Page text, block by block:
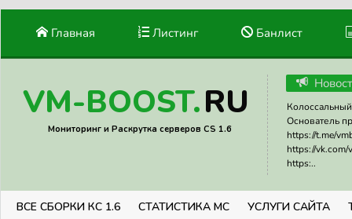
Главная Листинг Банлист
VM-BOOST.RU
Мониторинг и Раскрутка серверов CS 1.6
Основатель
https://t.me/
https://vk.com/
https:..
ВСЕ СБОРКИ КС 1.6 СТАТИСТИКА МС УСЛУГИ САЙТА